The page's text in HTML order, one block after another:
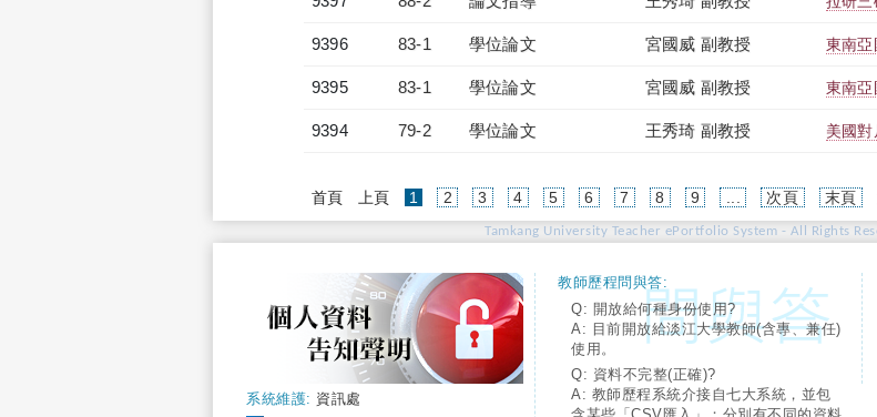
9396 83-1 學位論文 宮國威 副教授 東南亞
9395 83-1 學位論文 宮國威 副教授 東南亞
9394 79-2 學位論文 王秀琦 副教授 美國
首頁 上頁 1 (current)
2 3 4 5 6 7 8 9 次頁 末頁
Tamkang University Teacher ePortfolio System - All Rights
系統維護: 資訊處
教師歷程問與答:
Q: 開放給何種身份使用?
A: 目前開放給淡江大學教師(含專、兼任)
使用。
Q: 資料不完整(正確)?
A: 教師歷程系統介接自七大系統，並包